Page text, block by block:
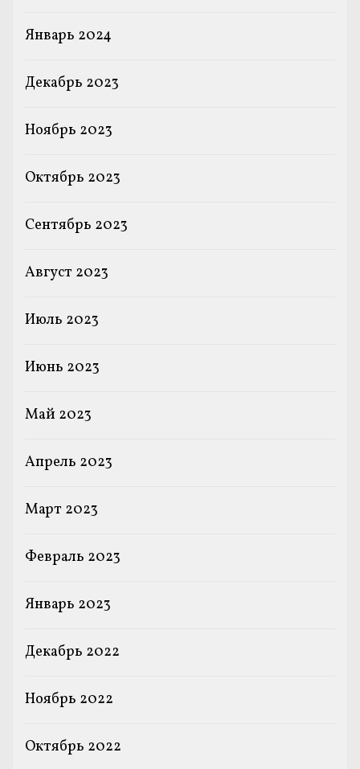
Январь 2024
Декабрь 2023
Ноябрь 2023
Октябрь 2023
Сентябрь 2023
Август 2023
Июль 2023
Июнь 2023
Май 2023
Апрель 2023
Март 2023
Февраль 2023
Январь 2023
Декабрь 2022
Ноябрь 2022
Октябрь 2022